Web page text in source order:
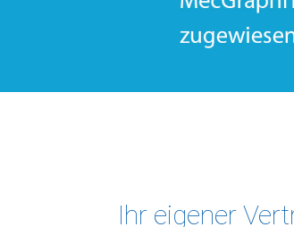
Ihr eigener